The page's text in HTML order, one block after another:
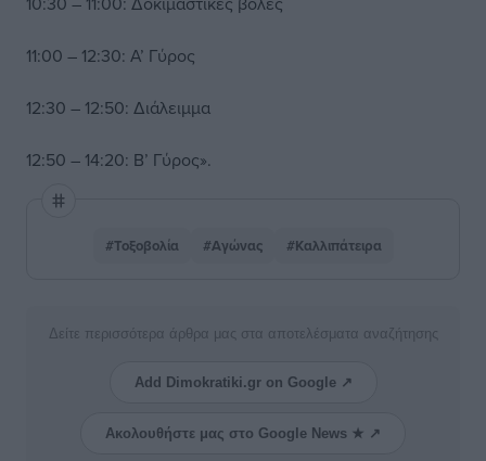
11:00 – 12:30: Α’ Γύρος
12:30 – 12:50: Διάλειμμα
12:50 – 14:20: Β’ Γύρος».
#Τοξοβολία #Αγώνας #Καλλιπάτειρα
Δείτε περισσότερα άρθρα μας στα αποτελέσματα αναζήτησης
Add Dimokratiki.gr on Google ↗
Ακολουθήστε μας στο Google News ★ ↗